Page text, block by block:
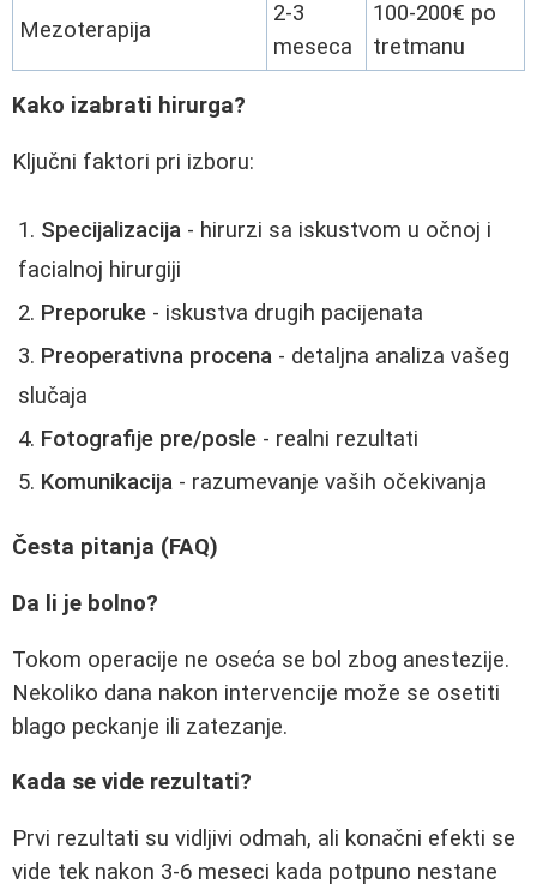
Mezoterapija
2-3
meseca
100-200€ po
tretmanu
Kako izabrati hirurga?
Ključni faktori pri izboru:
Specijalizacija - hirurzi sa iskustvom u očnoj i
facialnoj hirurgiji
Preporuke - iskustva drugih pacijenata
Preoperativna procena - detaljna analiza vašeg
slučaja
Fotografije pre/posle - realni rezultati
Komunikacija - razumevanje vaših očekivanja
Česta pitanja (FAQ)
Da li je bolno?
Tokom operacije ne oseća se bol zbog anestezije.
Nekoliko dana nakon intervencije može se osetiti
blago peckanje ili zatezanje.
Kada se vide rezultati?
Prvi rezultati su vidljivi odmah, ali konačni efekti se
vide tek nakon 3-6 meseci kada potpuno nestane